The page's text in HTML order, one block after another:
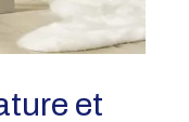
et